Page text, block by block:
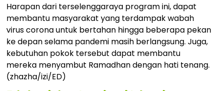
Harapan dari terselenggaraya program ini, dapat
membantu masyarakat yang terdampak wabah
virus corona untuk bertahan hingga beberapa pekan
ke depan selama pandemi masih berlangsung. Juga,
kebutuhan pokok tersebut dapat membantu
mereka menyambut Ramadhan dengan hati tenang.
(zhazha/izi/ED)